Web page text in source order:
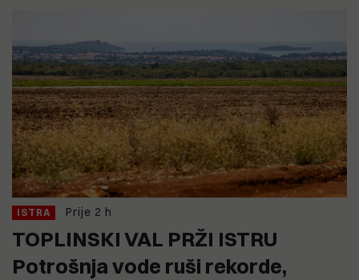
ISTRA Prije 2 h
TOPLINSKI VAL PRŽI ISTRU
Potrošnja vode ruši rekorde,